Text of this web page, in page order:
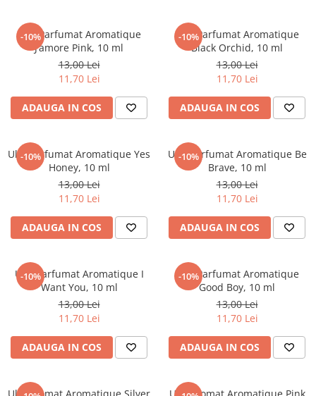
ScienceConnection
TP ROLL
-10%
Ulei Parfumat Aromatique
J’amore Pink, 10 ml
13,00 Lei
11,70 Lei
ADAUGA IN COS
-10%
Ulei Parfumat Aromatique
Black Orchid, 10 ml
13,00 Lei
11,70 Lei
ADAUGA IN COS
-10%
Ulei Parfumat Aromatique Yes
Honey, 10 ml
13,00 Lei
11,70 Lei
ADAUGA IN COS
-10%
Ulei parfumat Aromatique Be
Brave, 10 ml
13,00 Lei
11,70 Lei
ADAUGA IN COS
-10%
Ulei Parfumat Aromatique I
Want You, 10 ml
13,00 Lei
11,70 Lei
ADAUGA IN COS
-10%
Ulei Parfumat Aromatique
Good Boy, 10 ml
13,00 Lei
11,70 Lei
ADAUGA IN COS